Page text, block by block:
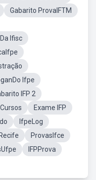
Gabarito ProvaIFTM
Ifisc
Ifpe
IFP 2
Exame IFP
IfpeLog
ProvasIfce
IFPProva